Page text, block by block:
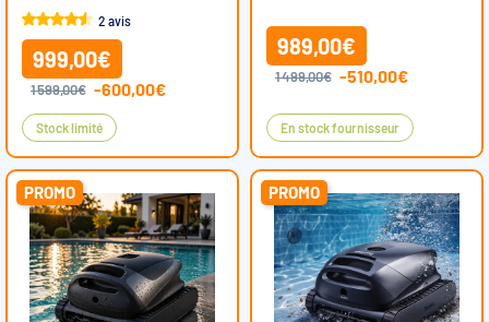
2 avis
999,00€
1 599,00€ -600,00€
Stock limité
989,00€
1 499,00€ -510,00€
En stock fournisseur
PROMO PROMO